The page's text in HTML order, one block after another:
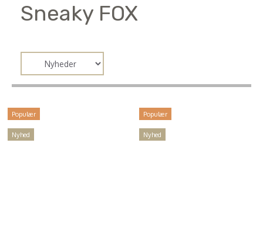
Sneaky FOX
Populær
Nyhed
Populær
Nyhed